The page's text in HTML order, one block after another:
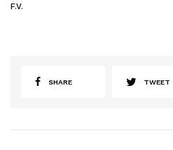
F.V.
SHARE TWEET